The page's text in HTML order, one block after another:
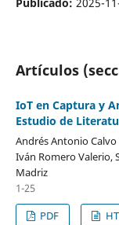
Artículos
IoT en Captura y
Estudio de
Andrés Antonio Calvo
Iván Romero Valerio,
Madriz
1-25
PDF